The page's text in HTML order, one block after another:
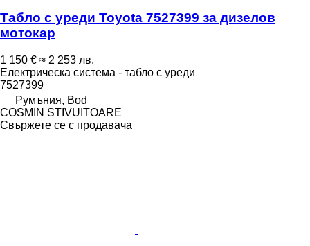
Табло с уреди Toyota 7527399 за дизелов
мотокар
1 150 € ≈ 2 253 лв.
Електрическа система - табло с уреди
7527399
Румъния, Bod
COSMIN STIVUITOARE
Свържете се с продавача